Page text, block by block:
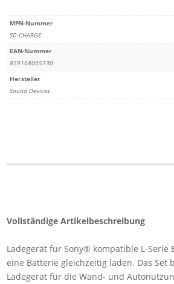
MPN-Nummer
SD-CHARGE
EAN-Nummer
859108005130
Hersteller
Sound Devices
Vollständige Artikelbeschreibung
Ladegerät für Sony® kompatible L-Serie
eine Batterie gleichzeitig laden. Das Set
Ladegerät für die Wand- und